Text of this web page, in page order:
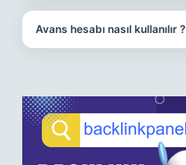
Avans hesabı nasıl kullanılır ?